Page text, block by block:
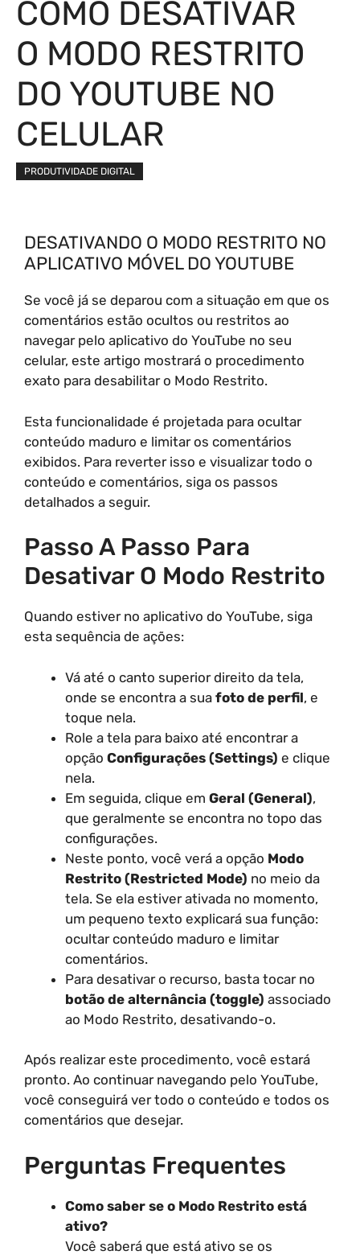
COMO DESATIVAR
O MODO RESTRITO
DO YOUTUBE NO
CELULAR
PRODUTIVIDADE DIGITAL
DESATIVANDO O MODO RESTRITO NO
APLICATIVO MÓVEL DO YOUTUBE
Se você já se deparou com a situação em que os
comentários estão ocultos ou restritos ao
navegar pelo aplicativo do YouTube no seu
celular, este artigo mostrará o procedimento
exato para desabilitar o Modo Restrito.
Esta funcionalidade é projetada para ocultar
conteúdo maduro e limitar os comentários
exibidos. Para reverter isso e visualizar todo o
conteúdo e comentários, siga os passos
detalhados a seguir.
Passo A Passo Para
Desativar O Modo Restrito
Quando estiver no aplicativo do YouTube, siga
esta sequência de ações:
Vá até o canto superior direito da tela,
onde se encontra a sua foto de perfil, e
toque nela.
Role a tela para baixo até encontrar a
opção Configurações (Settings) e clique
nela.
Em seguida, clique em Geral (General),
que geralmente se encontra no topo das
configurações.
Neste ponto, você verá a opção Modo
Restrito (Restricted Mode) no meio da
tela. Se ela estiver ativada no momento,
um pequeno texto explicará sua função:
ocultar conteúdo maduro e limitar
comentários.
Para desativar o recurso, basta tocar no
botão de alternância (toggle) associado
ao Modo Restrito, desativando-o.
Após realizar este procedimento, você estará
pronto. Ao continuar navegando pelo YouTube,
você conseguirá ver todo o conteúdo e todos os
comentários que desejar.
Perguntas Frequentes
Como saber se o Modo Restrito está
ativo?
Você saberá que está ativo se os